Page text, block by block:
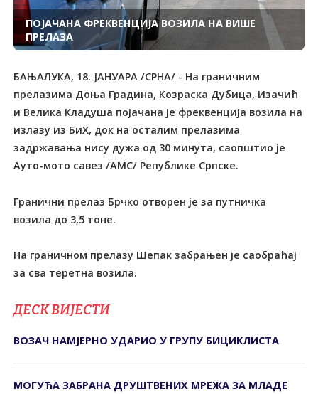
ПОЈАЧАНА ФРЕКВЕНЦИЈА ВОЗИЛА НА ВИШЕ
ПРЕЛАЗА
БАЊАЛУКА, 18. ЈАНУАРА /СРНА/ - На граничним
прелазима Доња Градина, Козраска Дубица, Изачић
и Велика Кладуша појачана је фреквенција возила на
излазу из БиХ, док на осталим прелазима
задржавања нису дужа од 30 минута, саопштио је
Ауто-мото савез /АМС/ Републике Српске.
Гранични прелаз Брчко отворен је за путничка
возила до 3,5 тоне.
На граничном прелазу Шепак забрањен је саобраћај
за сва теретна возила.
ДЕСК ВИЈЕСТИ
ВОЗАЧ НАМЈЕРНО УДАРИО У ГРУПУ БИЦИКЛИСТА
МОГУЋА ЗАБРАНА ДРУШТВЕНИХ МРЕЖА ЗА МЛАДЕ